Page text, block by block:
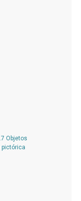
Objetos
pictórica